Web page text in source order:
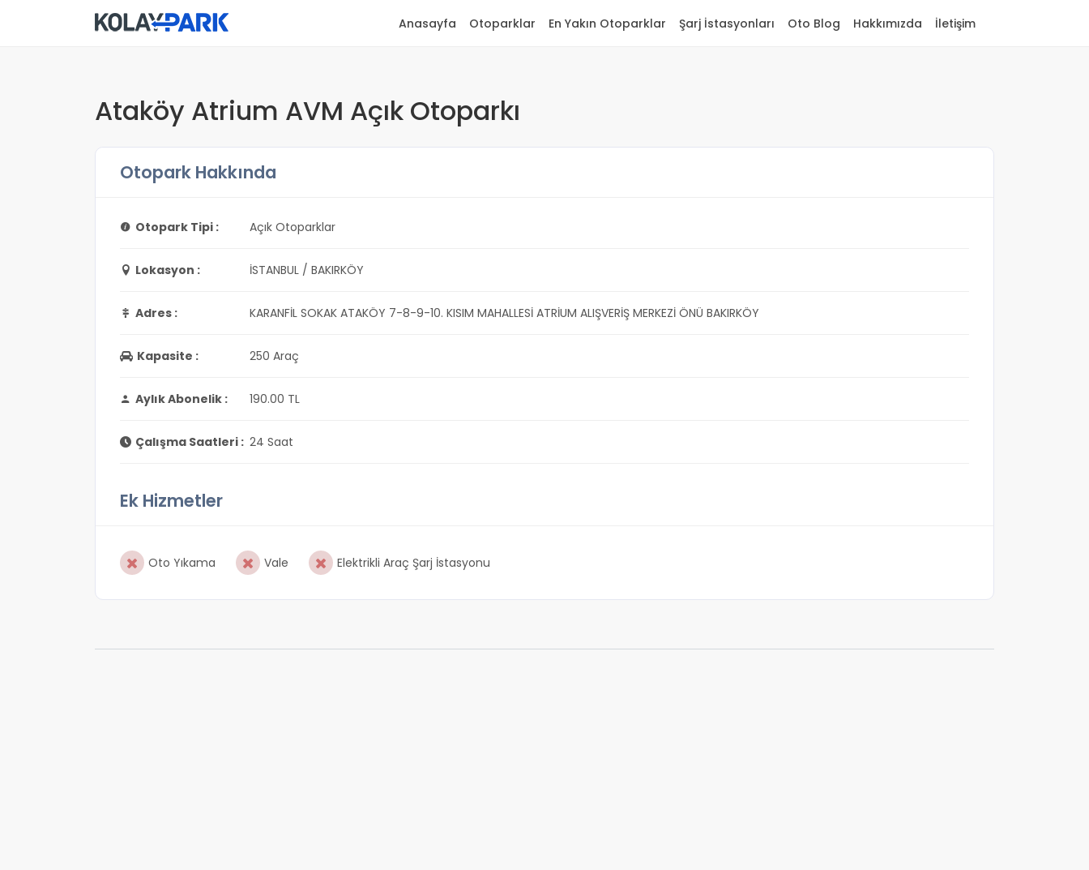
Anasayfa Otoparklar En Yakın Otoparklar Şarj İstasyonları Oto Blog Hakkımızda İletişim
Ataköy Atrium AVM Açık Otoparkı
Otopark Hakkında
Otopark Tipi : Açık Otoparklar
Lokasyon : İSTANBUL / BAKIRKÖY
Adres : KARANFİL SOKAK ATAKÖY 7-8-9-10. KISIM MAHALLESİ ATRİUM ALIŞVERİŞ MERKEZİ ÖNÜ BAKIRKÖY
Kapasite : 250 Araç
Aylık Abonelik : 190.00 TL
Çalışma Saatleri : 24 Saat
Ek Hizmetler
Oto Yıkama Vale Elektrikli Araç Şarj İstasyonu